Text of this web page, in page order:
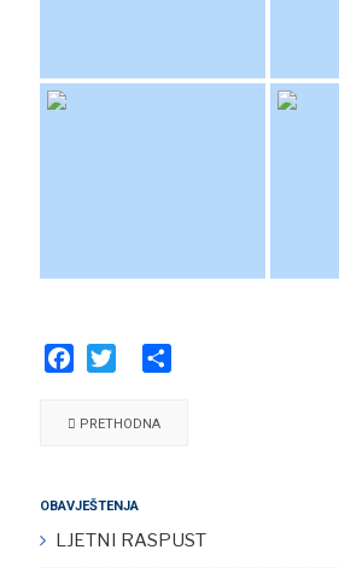
PRETHODNA
OBAVJEŠTENJA
LJETNI RASPUST